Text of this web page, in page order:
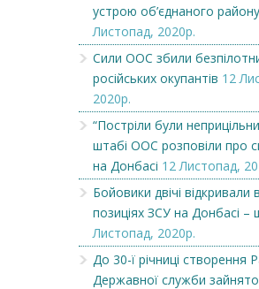
устрою об’єднаного району
Листопад, 2020р.
Сили ООС збили
російських окупантів 12
2020р.
“Постріли були
штабі ООС розповіли про
на Донбасі 12 Листопад,
Бойовики двічі відкривали
позиціях ЗСУ на Донбасі –
Листопад, 2020р.
До 30-ї річниці створення
Державної служби